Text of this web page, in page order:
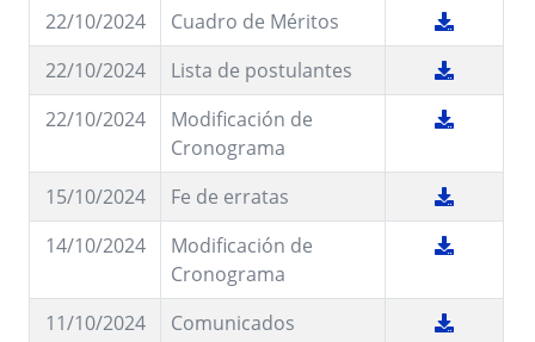
22/10/2024
Cuadro de Méritos
22/10/2024
Lista de postulantes
22/10/2024
Modificación de
Cronograma
15/10/2024
Fe de erratas
14/10/2024
Modificación de
Cronograma
11/10/2024
Comunicados